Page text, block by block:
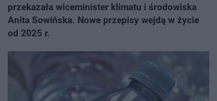
przekazała wiceminister klimatu i środowiska
Anita Sowińska. Nowe przepisy wejdą w życie
od 2025 r.